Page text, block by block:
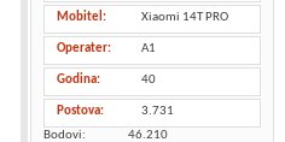
Mobitel Xiaomi 14T PRO
Operater A1
Godina 40
Postova
3.731
Bodovi
46.210